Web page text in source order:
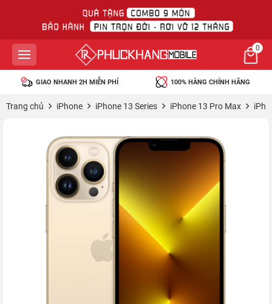
0
GIAO NHANH 2H MIỄN PHÍ 100% HÀNG CHÍNH HÃNG
Trang chủ iPhone iPhone 13 Series iPhone 13 Pro Max